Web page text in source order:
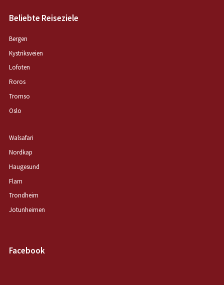
Beliebte Reiseziele
Bergen
Kystriksveien
Lofoten
Roros
Tromso
Oslo
Walsafari
Nordkap
Haugesund
Flam
Trondheim
Jotunheimen
Facebook